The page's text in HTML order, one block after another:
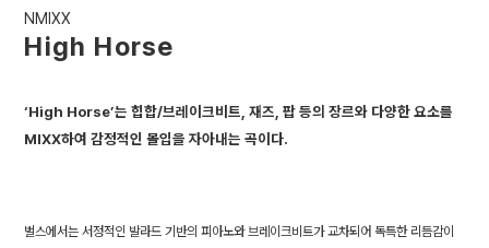
NMIXX
High Horse
‘High Horse’는 힙합/브레이크비트, 재즈, 팝 등의 장르와 다양한 요소를
MIXX하여 감정적인 몰입을 자아내는 곡이다.
벌스에서는 서정적인 발라드 기반의 피아노와 브레이크비트가 교차되어 독특한 리듬감이